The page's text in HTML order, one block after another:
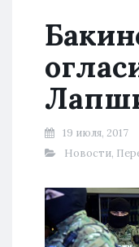
19 июля, 2017
Новости,